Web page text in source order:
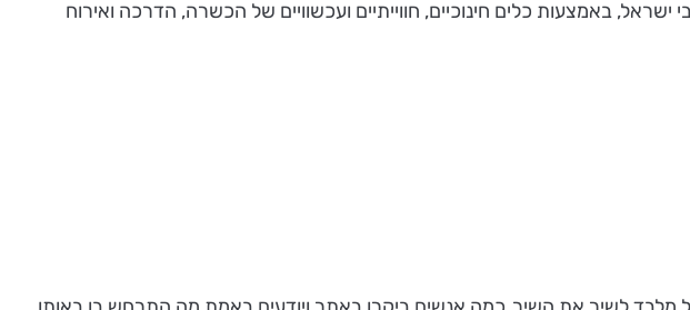
באמצעות כלים חינוכיים, חווייתיים ועכשוויים של הכשרה, הדרכה ואירוח